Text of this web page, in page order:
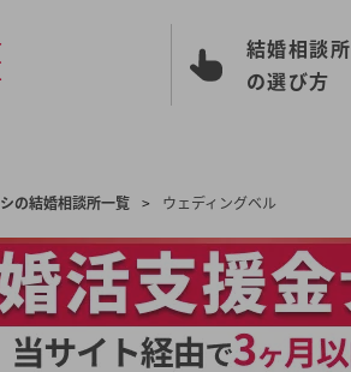
結婚相談所
の選び方
の結婚相談所一覧 > ウェディングベル